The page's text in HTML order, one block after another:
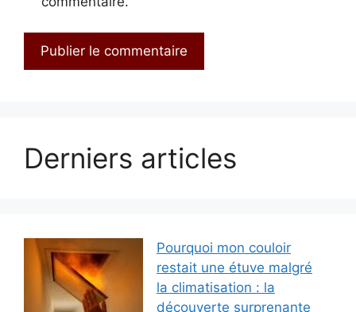
Derniers articles
Pourquoi mon couloir
restait une étuve malgré
la climatisation : la
découverte surprenante